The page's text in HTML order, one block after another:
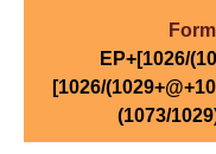
EP+[1026/
[1026/
(1073/